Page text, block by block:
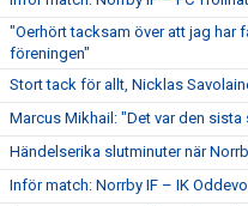
"Oerhört tacksam över att jag har
föreningen"
Stort tack för allt, Nicklas
Marcus Mikhail: "Det var den
Händelserika slutminuter när
Inför match: Norrby IF – IK